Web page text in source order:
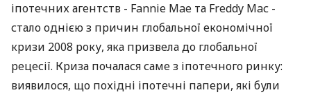
іпотечних агентств - Fannie Mae та Freddy Maс -
стало однією з причин глобальної економічної
кризи 2008 року, яка призвела до глобальної
рецесії. Криза почалася саме з іпотечного ринку:
виявилося, що похідні іпотечні папери, які були